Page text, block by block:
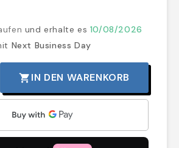
und erhalte es 10/08/2026
Next Business Day
shopping_cart IN DEN WARENKORB